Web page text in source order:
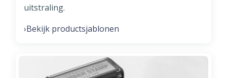
uitstraling.
›Bekijk productsjablonen